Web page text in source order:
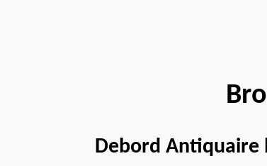
Debord Antiquaire